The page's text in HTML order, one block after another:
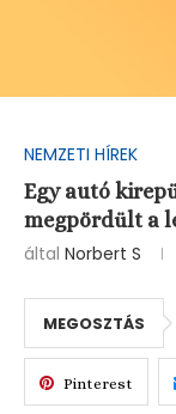
NEMZETI HÍREK
Egy autó
megpördült a
által Norbert S
MEGOSZTÁS
Pinterest